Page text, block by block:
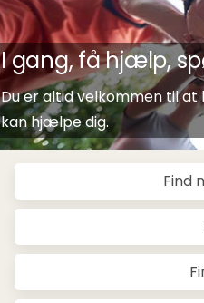
I gang, få hjælp,
Du er altid velkommen til at
kan hjælpe dig.
Find